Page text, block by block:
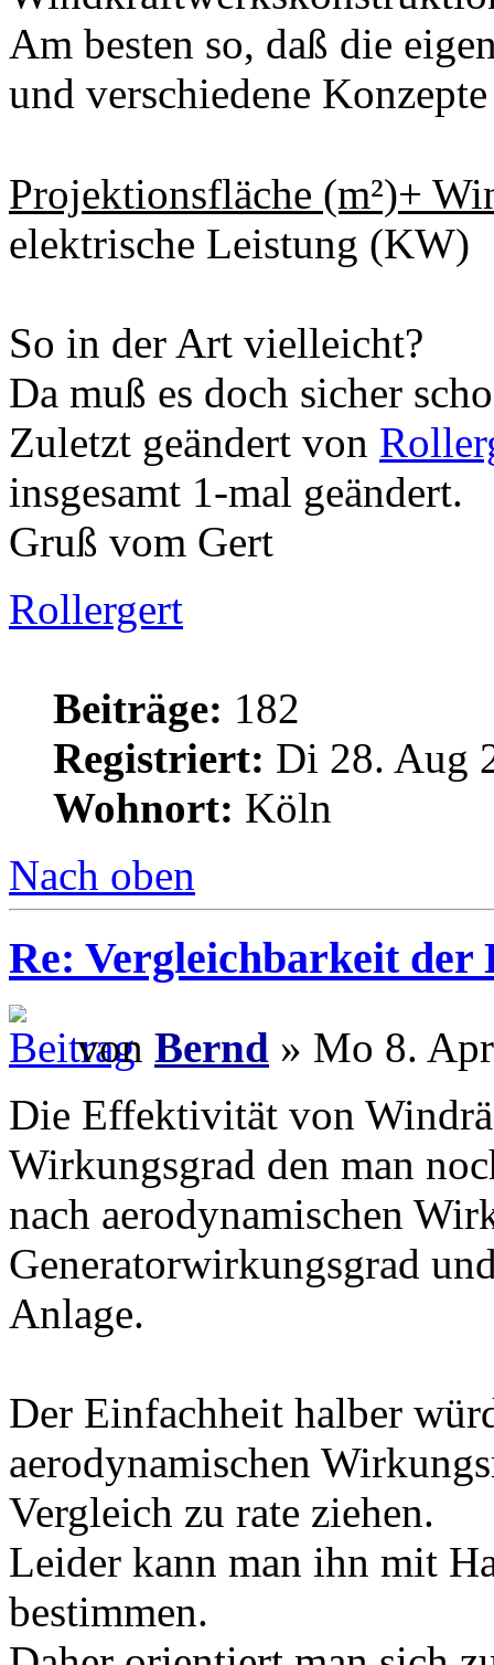
Am besten so, daß die
und verschiedene
Projektionsfläche (m²)+
elektrische Leistung (KW)
So in der Art vielleicht?
Da muß es doch sicher
Zuletzt geändert von
insgesamt 1-mal geändert.
Gruß vom Gert
Rollergert
Beiträge: 182
Registriert: Di 28. Aug
Wohnort: Köln
Nach oben
Re: Vergleichbarkeit der
von Bernd » Mo 8.
Die Effektivität von
Wirkungsgrad den man
nach aerodynamischen
Generatorwirkungsgrad
Anlage.
Der Einfachheit halber
aerodynamischen
Vergleich zu rate ziehen.
Leider kann man ihn mit
bestimmen.